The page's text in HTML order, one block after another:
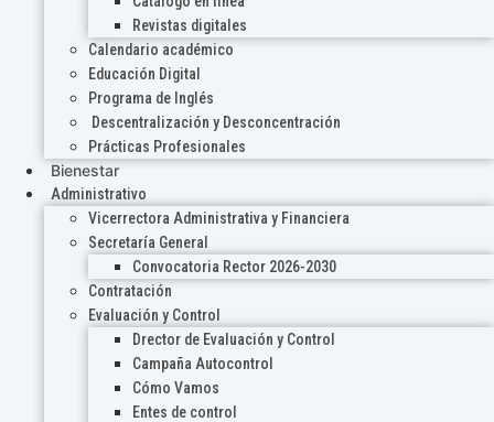
Revistas digitales
Calendario académico
Educación Digital
Programa de Inglés
Descentralización y Desconcentración
Prácticas Profesionales
Bienestar
Administrativo
Vicerrectora Administrativa y Financiera
Secretaría General
Convocatoria Rector 2026-2030
Contratación
Evaluación y Control
Drector de Evaluación y Control
Campaña Autocontrol
Cómo Vamos
Entes de control